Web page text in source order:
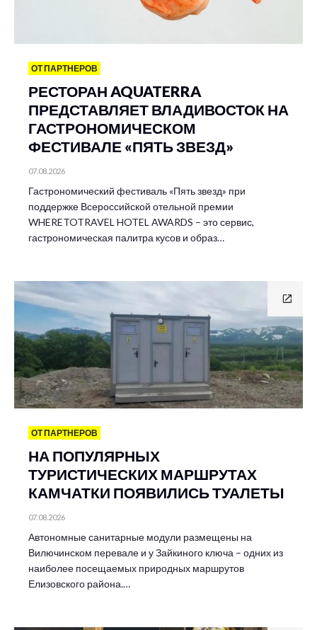
ОТ ПАРТНЕРОВ
РЕСТОРАН AQUATERRA
ПРЕДСТАВЛЯЕТ ВЛАДИВОСТОК НА
ГАСТРОНОМИЧЕСКОМ
ФЕСТИВАЛЕ «ПЯТЬ ЗВЕЗД»
07.08.2026
Гастрономический фестиваль «Пять звезд» при
поддержке Всероссийской отельной премии
WHERETOTRAVEL HOTEL AWARDS – это сервис,
гастрономическая палитра кусов и образ…
ОТ ПАРТНЕРОВ
НА ПОПУЛЯРНЫХ
ТУРИСТИЧЕСКИХ МАРШРУТАХ
КАМЧАТКИ ПОЯВИЛИСЬ ТУАЛЕТЫ
07.08.2026
Автономные санитарные модули размещены на
Вилючинском перевале и у Зайкиного ключа – одних из
наиболее посещаемых природных маршрутов
Елизовского района.…